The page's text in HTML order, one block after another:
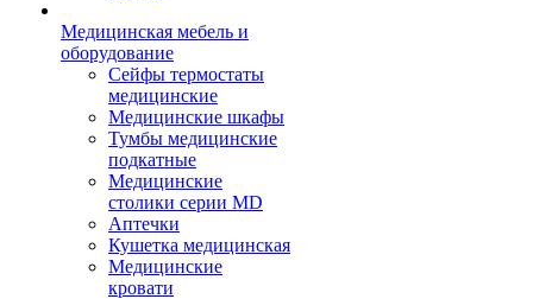
Медицинская мебель и
оборудование
Сейфы термостаты
медицинские
Медицинские шкафы
Тумбы медицинские
подкатные
Медицинские
столики серии MD
Аптечки
Кушетка медицинская
Медицинские
кровати